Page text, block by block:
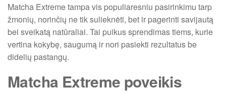
Matcha Extreme tampa vis populiaresniu pasirinkimu tarp
žmonių, norinčių ne tik sulieknėti, bet ir pagerinti savijautą
bei sveikatą natūraliai. Tai puikus sprendimas tiems, kurie
vertina kokybę, saugumą ir nori pasiekti rezultatus be
didelių pastangų.
Matcha Extreme poveikis